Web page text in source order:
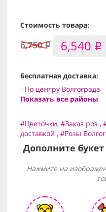
Стоимость товара:
6,750i 6,540 i
Бесплатная доставка:
- По центру Волгограда
Показать все районы
#Цветочки, #Заказ роз ,
доставкой , #Розы
Дополните
Нажмите на